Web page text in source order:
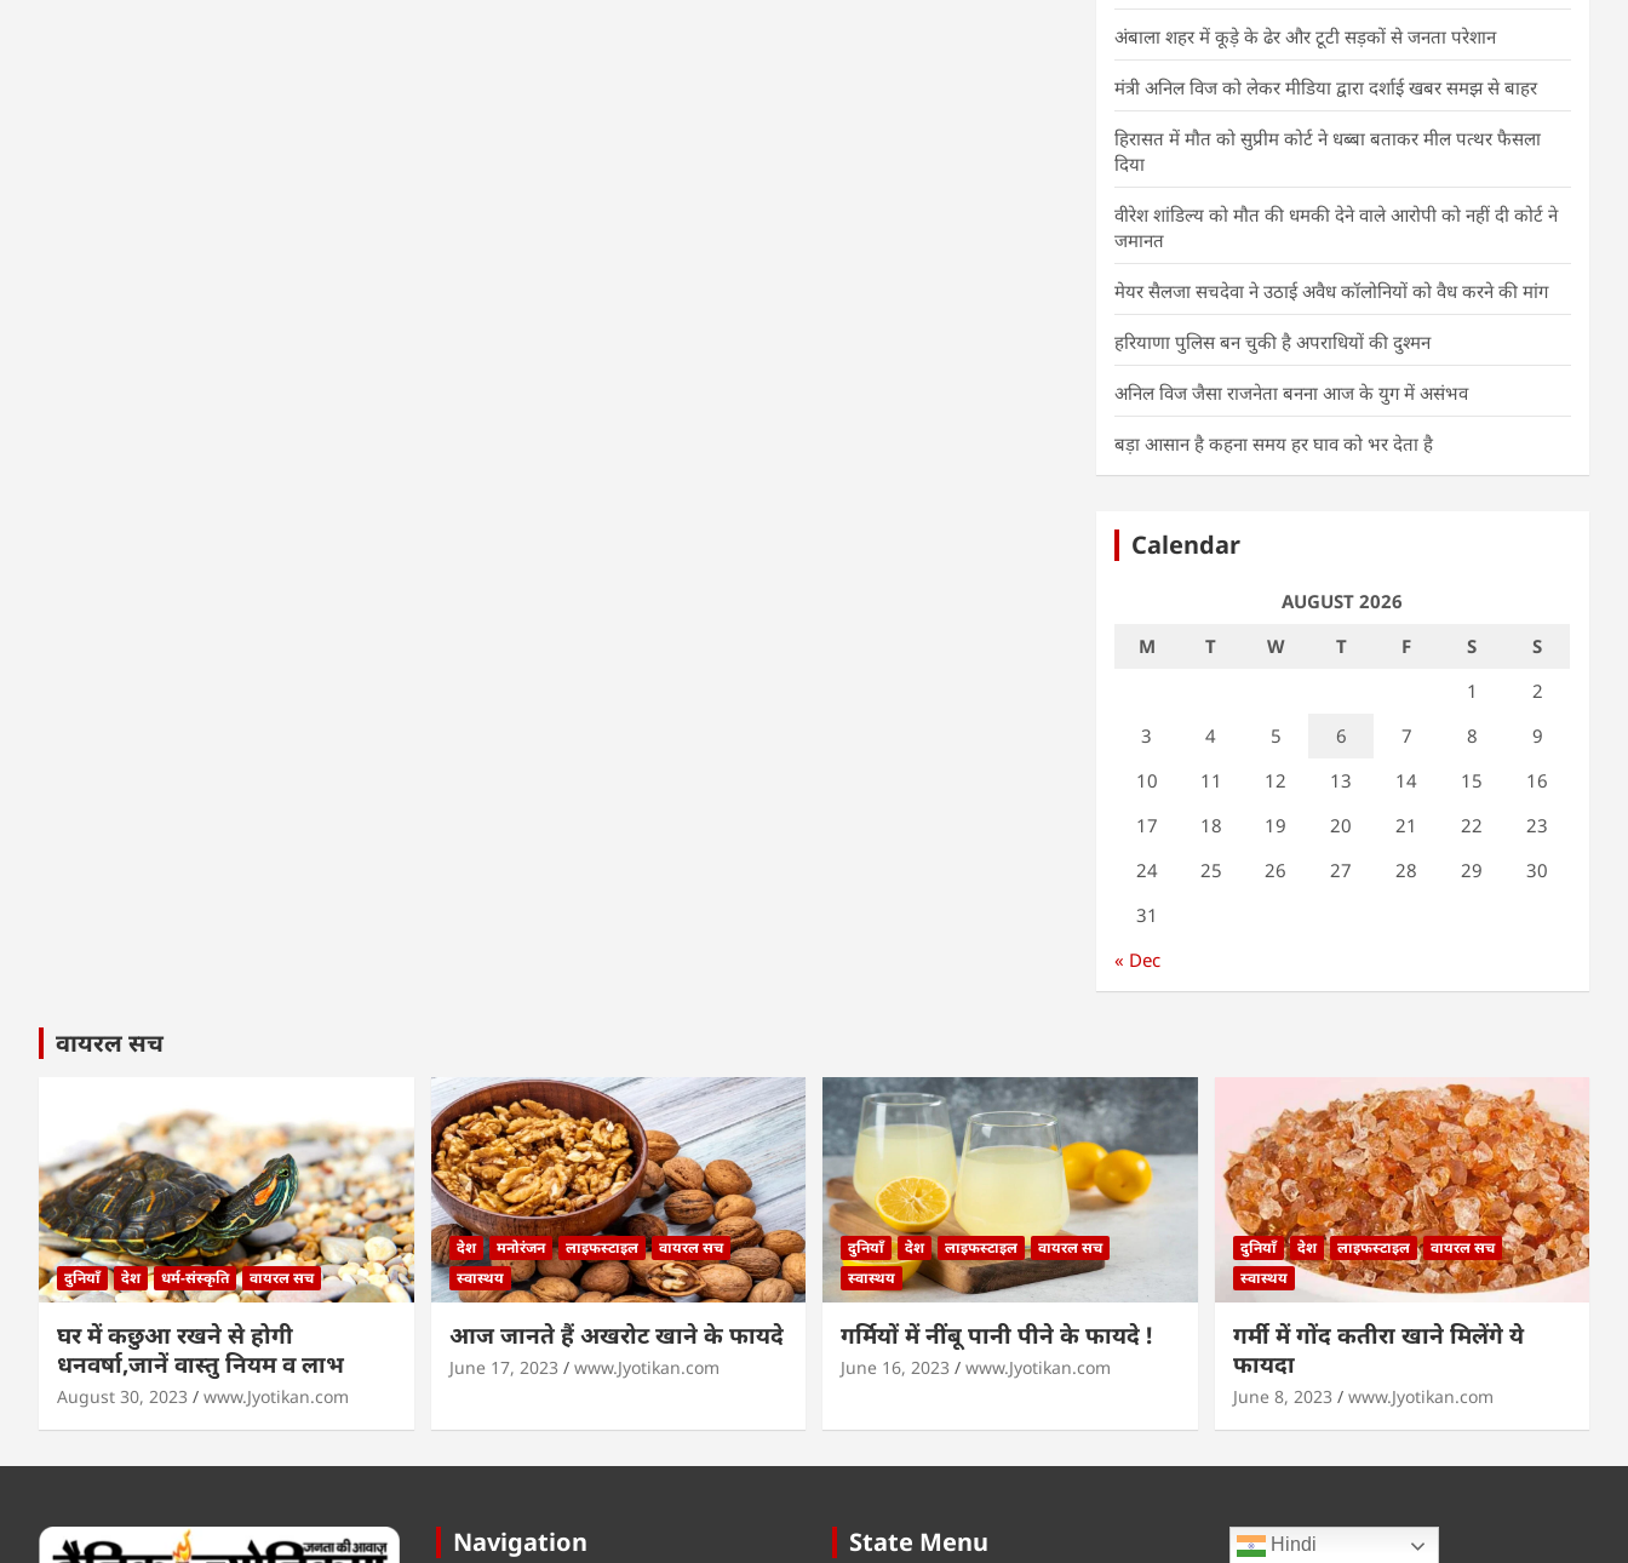
अंबाला शहर में कूड़े के ढेर और टूटी सड़कों से जनता परेशान
मंत्री अनिल विज को लेकर मीडिया द्वारा दर्शाई खबर समझ से बाहर
हिरासत में मौत को सुप्रीम कोर्ट ने धब्बा बताकर मील पत्थर फैसला
दिया
वीरेश शांडिल्य को मौत की धमकी देने वाले आरोपी को नहीं दी कोर्ट ने
जमानत
मेयर सैलजा सचदेवा ने उठाई अवैध कॉलोनियों को वैध करने की मांग
हरियाणा पुलिस बन चुकी है अपराधियों की दुश्मन
अनिल विज जैसा राजनेता बनना आज के युग में असंभव
बड़ा आसान है कहना समय हर घाव को भर देता है
Calendar
AUGUST 2026
M
T W T F S
S
1
2
3
4 5 6 7 8
9
10
11 12 13 14 15
16
17
18 19 20 21 22
23
24
25 26 27 28 29
30
31
« Dec
वायरल सच
दुनियाँ देश धर्म-संस्कृति वायरल सच
घर में कछुआ रखने से होगी
धनवर्षा,जानें वास्तु नियम व लाभ
August 30, 2023 www.Jyotikan.com
देश मनोरंजन लाइफस्टाइल
वायरल सच
स्वास्थय
आज जानते हैं अखरोट खाने के फायदे
June 17, 2023 www.Jyotikan.com
दुनियाँ देश लाइफस्टाइल
वायरल सच
स्वास्थय
गर्मियों में नींबू पानी पीने के फायदे !
June 16, 2023 www.Jyotikan.com
दुनियाँ देश लाइफस्टाइल
वायरल सच
स्वास्थय
गर्मी में गोंद कतीरा खाने मिलेंगे ये
फायदा
June 8, 2023 www.Jyotikan.com
Navigation State Menu Hindi